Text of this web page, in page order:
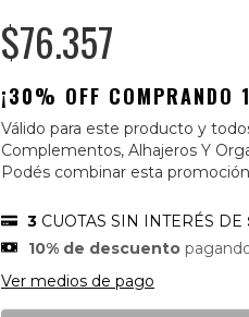
$76.357
¡30% OFF COMPRANDO
Válido para este producto y
Complementos, Alhajeros Y
Podés combinar esta
3 CUOTAS SIN INTERÉS DE
10% de descuento
Ver medios de pago